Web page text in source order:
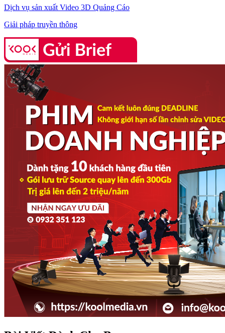
Dịch vụ sản xuất Video 3D Quảng Cáo
Giải pháp truyền thông